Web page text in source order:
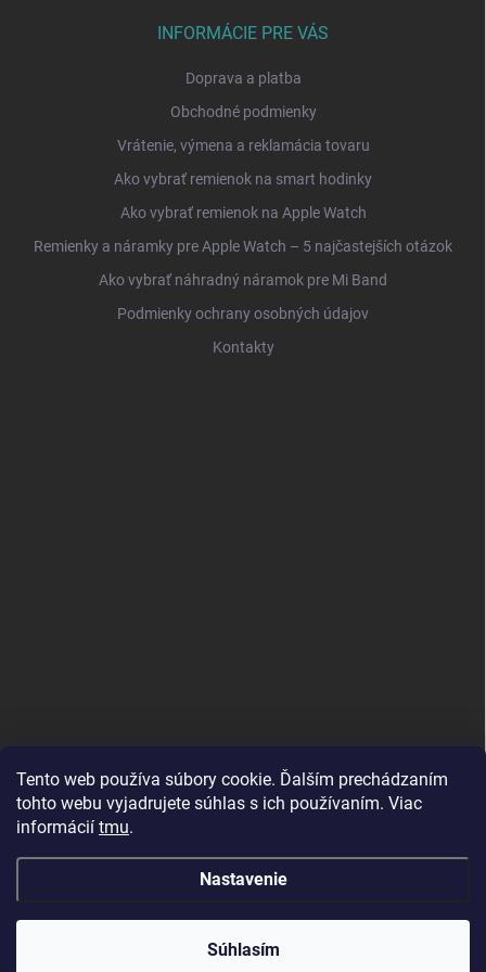
Tento web používa súbory cookie. Ďalším prechádzaním
tohto webu vyjadrujete súhlas s ich používaním. Viac
informácií tmu.
Nastavenie
Súhlasím
INFORMÁCIE PRE VÁS
Doprava a platba
Obchodné podmienky
Vrátenie, výmena a reklamácia tovaru
Ako vybrať remienok na smart hodinky
Ako vybrať remienok na Apple Watch
Remienky a náramky pre Apple Watch – 5 najčastejších otázok
Ako vybrať náhradný náramok pre Mi Band
Podmienky ochrany osobných údajov
Kontakty
MujMiBand.cz
MojRemienok.sk. Všetky práva vyhradené.